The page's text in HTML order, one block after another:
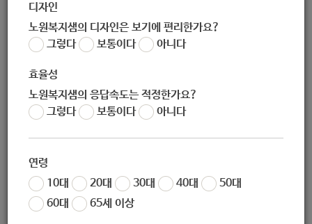
디자인
노원복지샘의 디자인은 보기에 편리한가요?
그렇다
보통이다 아니다
효율성
노원복지샘의 응답속도는 적정한가요?
그렇다
보통이다 아니다
연령
10대
20대 30대 40대
50대
60대
65세 이상
[세무1과] 노원구 개별주택가격조사업무 기간제근로자 모집공고
(2020-10-15~2020-10-22)
작성자 노원 복지샘
작성일 2020-10-14 17:55